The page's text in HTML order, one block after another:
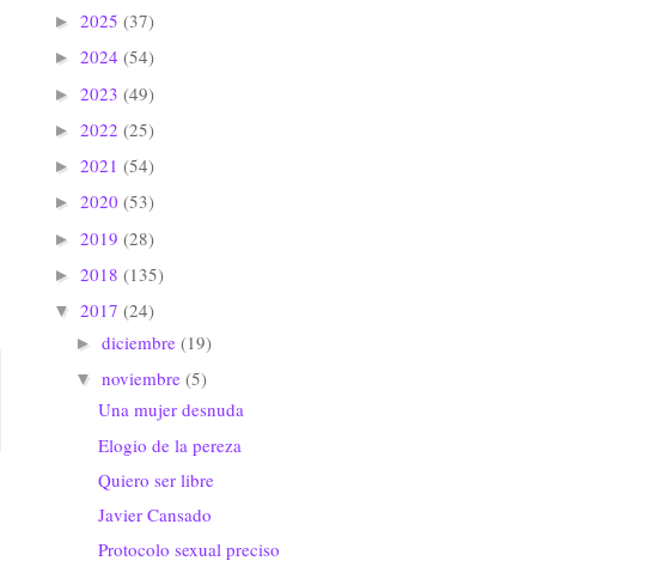
► 2025 (37)
► 2024 (54)
► 2023 (49)
► 2022 (25)
► 2021 (54)
► 2020 (53)
► 2019 (28)
► 2018 (135)
▼ 2017 (24)
► diciembre (19)
▼ noviembre (5)
Una mujer desnuda
Elogio de la pereza
Quiero ser libre
Javier Cansado
Protocolo sexual preciso